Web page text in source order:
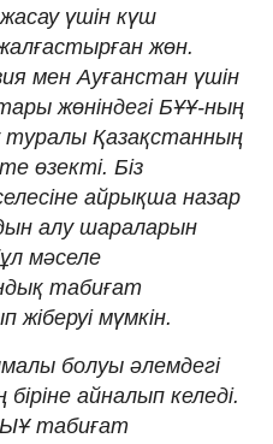
үшін күш
жөн.
мен Ауғанстан үшін
жөніндегі БҰҰ-ның
туралы Қазақстанның
өзекті. Біз
айрықша назар
алу шараларын
мәселе
табиғат
мүмкін.
болуы әлемдегі
айналып келеді.
табиғат